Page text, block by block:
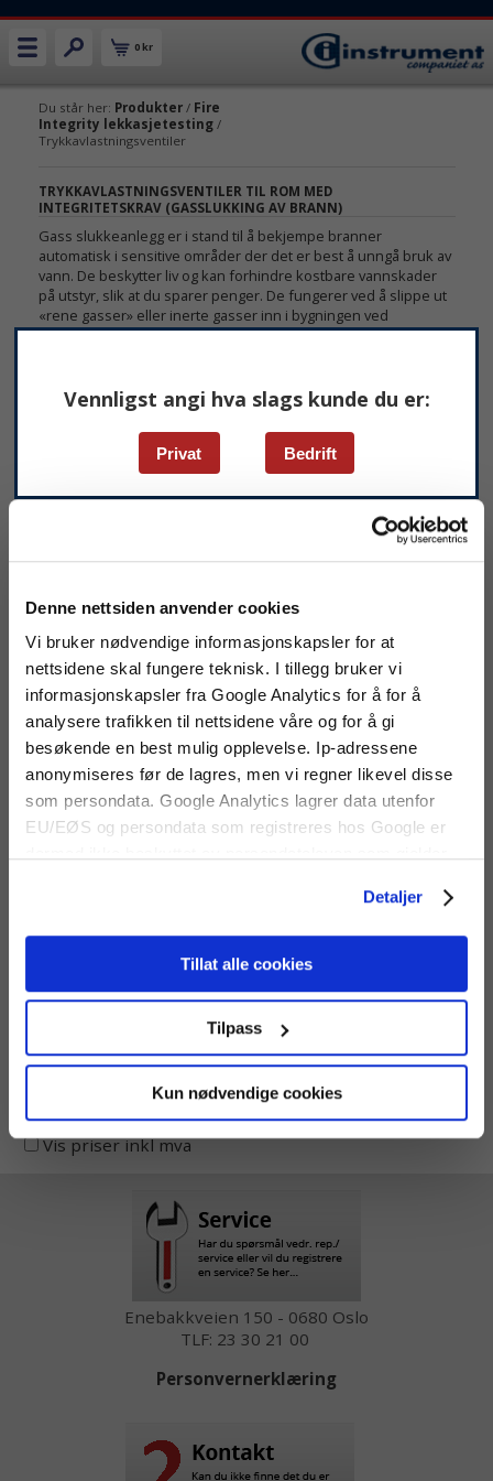
Denne nettsiden anvender cookies
Vi bruker nødvendige informasjonskapsler for at
nettsidene skal fungere teknisk. I tillegg bruker vi
informasjonskapsler fra Google Analytics for å for å
analysere trafikken til nettsidene våre og for å gi
besøkende en best mulig opplevelse. Ip-adressene
anonymiseres før de lagres, men vi regner likevel disse
som persondata. Google Analytics lagrer data utenfor
EU/EØS og persondata som registreres hos Google er
Detaljer
Tillat alle cookies
Tilpass
Kun nødvendige cookies
Vennligst angi hva slags kunde du er:
Privat Bedrift
0 kr
Du står her: Produkter/ Fire
Integrity lekkasjetesting/
Trykkavlastningsventiler
TRYKKAVLASTNINGSVENTILER TIL ROM MED
INTEGRITETSKRAV (GASSLUKKING AV BRANN)
Gass slukkeanlegg er i stand til å bekjempe branner
automatisk i sensitive områder der det er best å unngå bruk av
vann. De beskytter liv og kan forhindre kostbare vannskader
på utstyr, slik at du sparer penger. De fungerer ved å slippe ut
«rene gasser» eller inerte gasser inn i bygningen ved
røykdeteksjonspunktet.
Trykkavlastning er nødvendig for å beskytte den strukturelle
forblir lukket under normale forhold, men ved gassutslipp
åpnes de for å avlaste både negativt og overflødig positivt trykk
Våre trykkavlastningsventiler (PRV) er designet basert på de
spesifikke kravene til gass slukkeanlegg. PRV-ene er designet
2 og 3 timers brannsertifiseringsetiketter (avhengig av modell)
produkt.
gass slukkingsanlegg.
Fixed Blade Weather
Veggventiler i ulike størrelser
slukkingsanlegg
ShareFacebook
Twitter
Pinterest
EmailPrint
Vis priser inkl mva
Enebakkveien 150 - 0680 Oslo
TLF: 23 30 21 00
Personvernerklæring